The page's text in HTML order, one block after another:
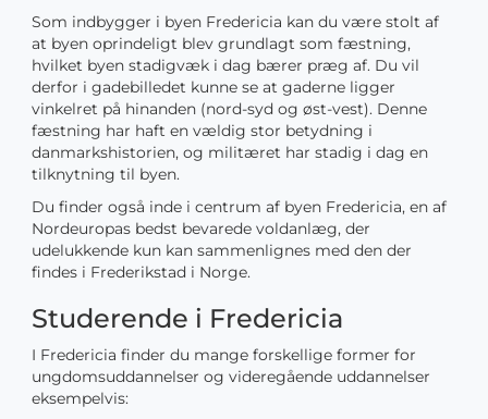
Som indbygger i byen Fredericia kan du være stolt af
at byen oprindeligt blev grundlagt som fæstning,
hvilket byen stadigvæk i dag bærer præg af. Du vil
derfor i gadebilledet kunne se at gaderne ligger
vinkelret på hinanden (nord-syd og øst-vest). Denne
fæstning har haft en vældig stor betydning i
danmarkshistorien, og militæret har stadig i dag en
tilknytning til byen.
Du finder også inde i centrum af byen Fredericia, en af
Nordeuropas bedst bevarede voldanlæg, der
udelukkende kun kan sammenlignes med den der
findes i Frederikstad i Norge.
Studerende i Fredericia
I Fredericia finder du mange forskellige former for
ungdomsuddannelser og videregående uddannelser
eksempelvis: